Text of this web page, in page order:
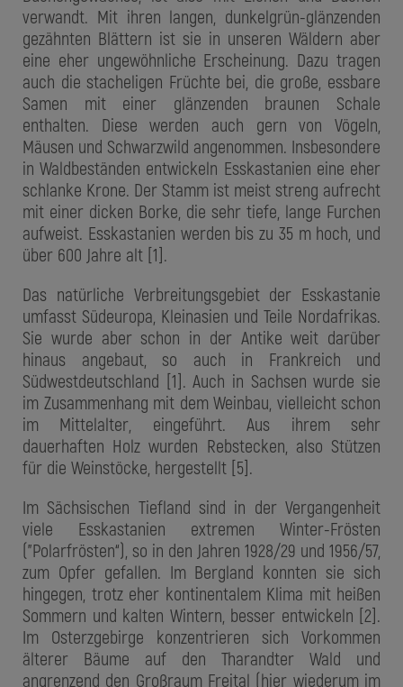
verwandt. Mit ihren langen, dunkelgrün-glänzenden
gezähnten Blättern ist sie in unseren Wäldern aber
eine eher ungewöhnliche Erscheinung. Dazu tragen
auch die stacheligen Früchte bei, die große, essbare
Samen mit einer glänzenden braunen Schale
enthalten. Diese werden auch gern von Vögeln,
Mäusen und Schwarzwild angenommen. Insbesondere
in Waldbeständen entwickeln Esskastanien eine eher
schlanke Krone. Der Stamm ist meist streng aufrecht
mit einer dicken Borke, die sehr tiefe, lange Furchen
aufweist. Esskastanien werden bis zu 35 m hoch, und
über 600 Jahre alt [1].
Das natürliche Verbreitungsgebiet der Esskastanie
umfasst Südeuropa, Kleinasien und Teile Nordafrikas.
Sie wurde aber schon in der Antike weit darüber
hinaus angebaut, so auch in Frankreich und
Südwestdeutschland [1]. Auch in Sachsen wurde sie
im Zusammenhang mit dem Weinbau, vielleicht schon
im Mittelalter, eingeführt. Aus ihrem sehr
dauerhaften Holz wurden Rebstecken, also Stützen
für die Weinstöcke, hergestellt [5].
Im Sächsischen Tiefland sind in der Vergangenheit
viele Esskastanien extremen Winter-Frösten
("Polarfrösten“), so in den Jahren 1928/29 und 1956/57,
zum Opfer gefallen. Im Bergland konnten sie sich
hingegen, trotz eher kontinentalem Klima mit heißen
Sommern und kalten Wintern, besser entwickeln [2].
Im Osterzgebirge konzentrieren sich Vorkommen
älterer Bäume auf den Tharandter Wald und
angrenzend den Großraum Freital (hier wiederum im